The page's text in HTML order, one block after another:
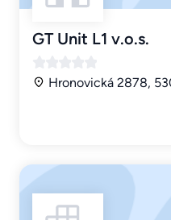
GT Unit L1 v.o.s.
Hronovická 2878,